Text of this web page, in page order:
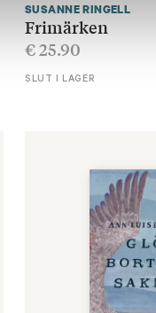
SUSANNE RINGELL
Frimärken
€25.90
SLUT I LAGER